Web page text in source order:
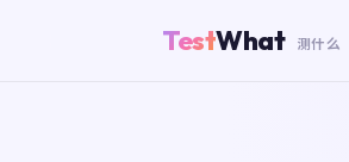
TestWhat 测什么